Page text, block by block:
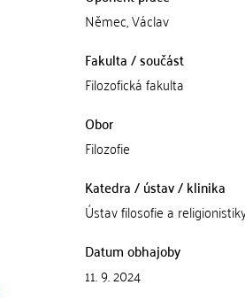
Němec, Václav
Fakulta / součást
Filozofická fakulta
Obor
Filozofie
Katedra / ústav / klinika
Ústav filosofie a
Datum obhajoby
11. 9. 2024